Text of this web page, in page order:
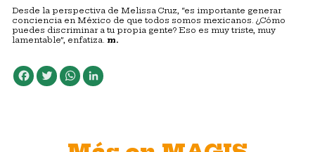
Desde la perspectiva de Melissa Cruz, “es importante generar
conciencia en México de que todos somos mexicanos. ¿Cómo
puedes discriminar a tu propia gente? Eso es muy triste, muy
lamentable”, enfatiza. m.
Facebook
TwitterWhatsApp